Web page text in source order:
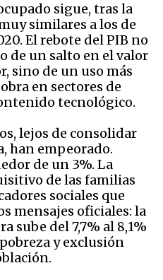
sigue, tras la
similares a los de
El rebote del PIB no
de un salto en el valor
sino de un uso más
en sectores de
tecnológico.
lejos de consolidar
han empeorado.
de un 3%. La
de las familias
sociales que
mensajes oficiales: la
sube del 7,7% al 8,1%
y exclusión